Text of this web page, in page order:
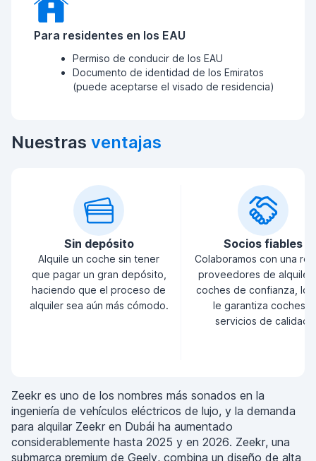
Para residentes en los EAU
Permiso de conducir de los EAU
Documento de identidad de los Emiratos
(puede aceptarse el visado de residencia)
Nuestras ventajas
Sin depósito
Alquile un coche sin tener
que pagar un gran depósito,
haciendo que el proceso de
alquiler sea aún más cómodo.
Socios fiables
Colaboramos con una
proveedores de alquiler
coches de confianza, lo
le garantiza coches y
servicios de calidad.
Zeekr es uno de los nombres más sonados en la
ingeniería de vehículos eléctricos de lujo, y la demanda
para alquilar Zeekr en Dubái ha aumentado
considerablemente hasta 2025 y en 2026. Zeekr, una
submarca premium de Geely, combina un diseño de alta